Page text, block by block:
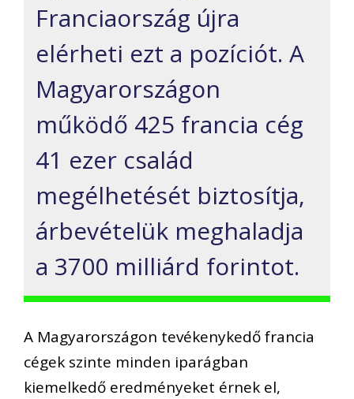
Franciaország újra
elérheti ezt a pozíciót. A
Magyarországon
működő 425 francia cég
41 ezer család
megélhetését biztosítja,
árbevételük meghaladja
a 3700 milliárd forintot.
A Magyarországon tevékenykedő francia
cégek szinte minden iparágban
kiemelkedő eredményeket érnek el,